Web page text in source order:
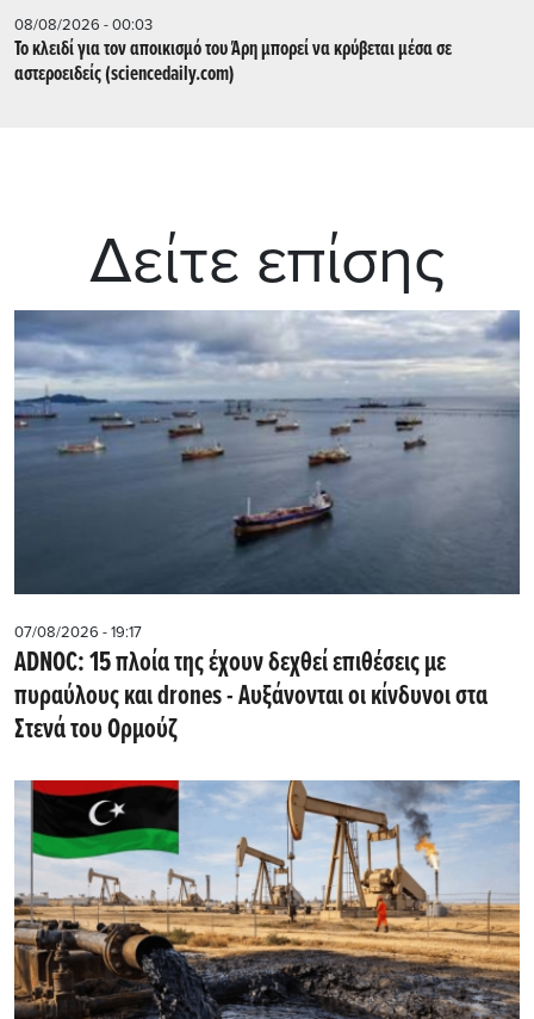
08/08/2026 - 00:03
Το κλειδί για τον αποικισμό του Άρη μπορεί να κρύβεται μέσα σε
αστεροειδείς (sciencedaily.com)
Δείτε επίσης
07/08/2026 - 19:17
ADNOC: 15 πλοία της έχουν δεχθεί επιθέσεις με
πυραύλους και drones - Aυξάνονται οι κίνδυνοι στα
Στενά του Ορμούζ